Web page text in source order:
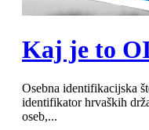
Kaj je to
Osebna identifikacijska
identifikator hrvaških
oseb,...